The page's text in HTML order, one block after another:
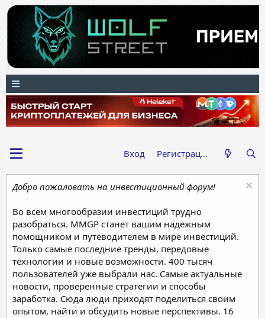
Вход Регистрация
Добро пожаловать на инвестиционный форум!
Во всем многообразии инвестиций трудно
разобраться. MMGP станет вашим надежным
помощником и путеводителем в мире инвестиций.
Только самые последние тренды, передовые
технологии и новые возможности. 400 тысяч
пользователей уже выбрали нас. Самые актуальные
новости, проверенные стратегии и способы
заработка. Сюда люди приходят поделиться своим
опытом, найти и обсудить новые перспективы. 16